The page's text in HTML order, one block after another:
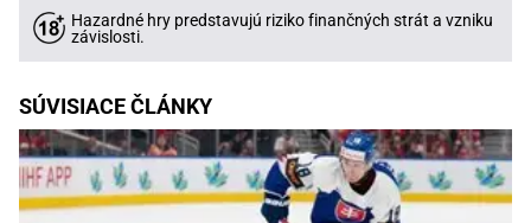
Hazardné hry predstavujú riziko finančných strát a vzniku
závislosti.
SÚVISIACE ČLÁNKY